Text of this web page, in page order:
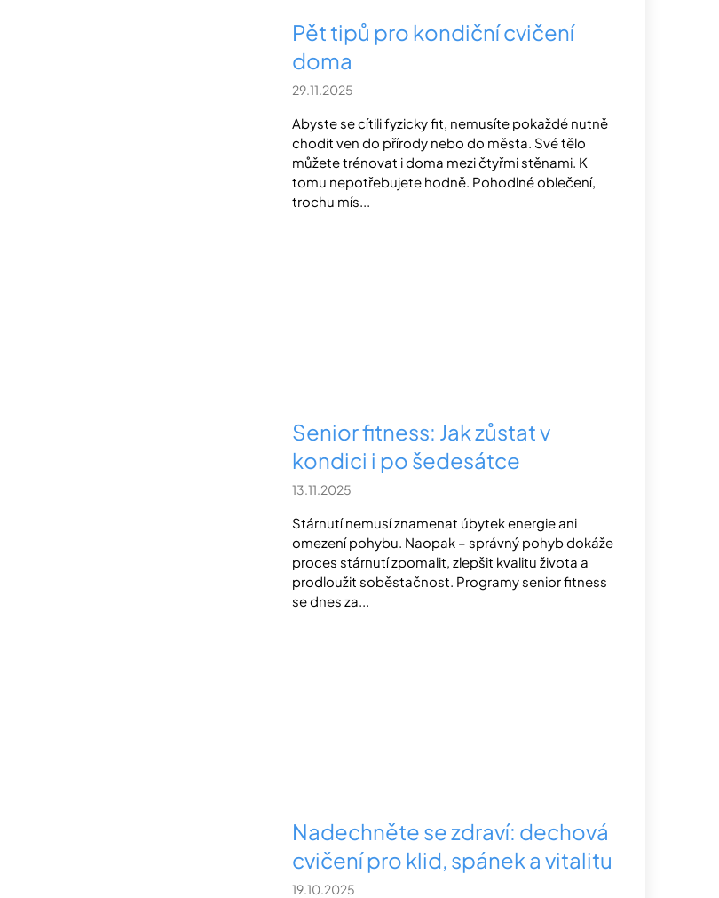
Pět tipů pro kondiční cvičení
doma
29.11.2025
Abyste se cítili fyzicky fit, nemusíte pokaždé nutně
chodit ven do přírody nebo do města. Své tělo
můžete trénovat i doma mezi čtyřmi stěnami. K
tomu nepotřebujete hodně. Pohodlné oblečení,
trochu mís...
Senior fitness: Jak zůstat v
kondici i po šedesátce
13.11.2025
Stárnutí nemusí znamenat úbytek energie ani
omezení pohybu. Naopak – správný pohyb dokáže
proces stárnutí zpomalit, zlepšit kvalitu života a
prodloužit soběstačnost. Programy senior fitness
se dnes za...
Nadechněte se zdraví: dechová
cvičení pro klid, spánek a vitalitu
19.10.2025